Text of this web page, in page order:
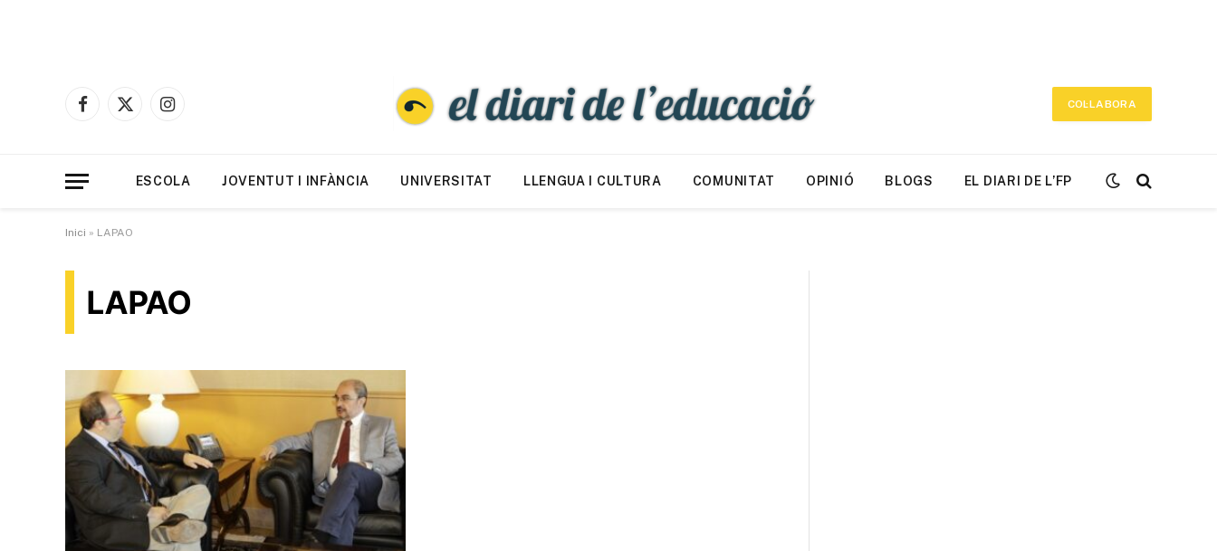
Facebook
X
Instagram
COL·LABORA
ESCOLA JOVENTUT I INFÀNCIA UNIVERSITAT LLENGUA I CULTURA COMUNITAT OPINIÓ BLOGS EL DIARI DE L’FP
Inici » LAPAO
LAPAO